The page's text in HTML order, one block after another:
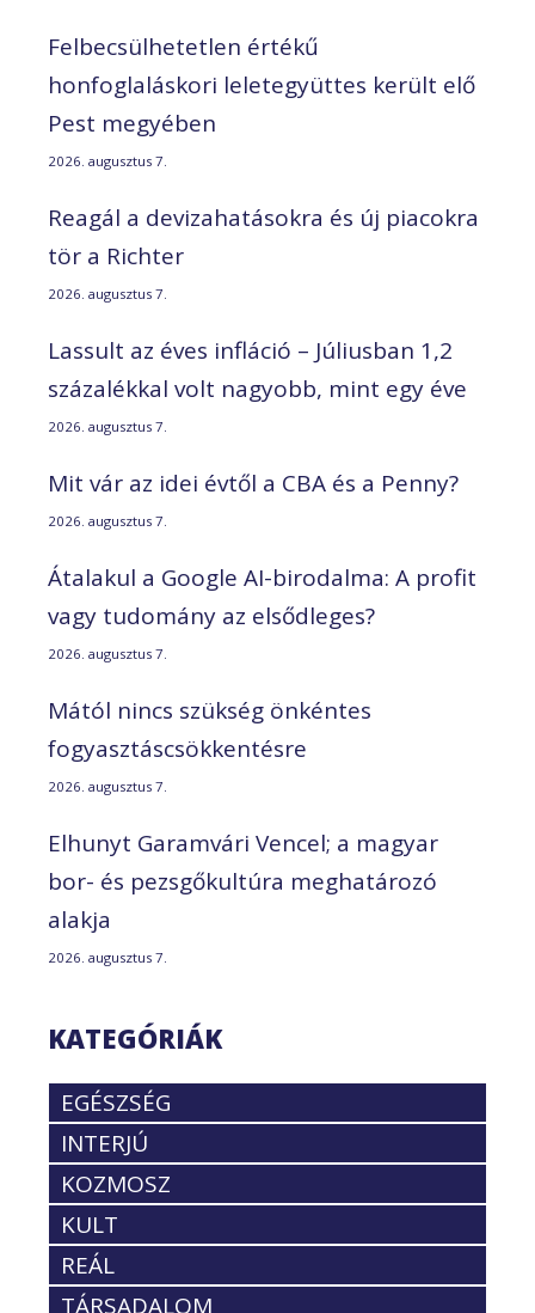
Felbecsülhetetlen értékű
honfoglaláskori leletegyüttes került elő
Pest megyében
2026. augusztus 7.
Reagál a devizahatásokra és új piacokra
tör a Richter
2026. augusztus 7.
Lassult az éves infláció – Júliusban 1,2
százalékkal volt nagyobb, mint egy éve
2026. augusztus 7.
Mit vár az idei évtől a CBA és a Penny?
2026. augusztus 7.
Átalakul a Google AI-birodalma: A profit
vagy tudomány az elsődleges?
2026. augusztus 7.
Mától nincs szükség önkéntes
fogyasztáscsökkentésre
2026. augusztus 7.
Elhunyt Garamvári Vencel; a magyar
bor- és pezsgőkultúra meghatározó
alakja
2026. augusztus 7.
KATEGÓRIÁK
EGÉSZSÉG
INTERJÚ
KOZMOSZ
KULT
REÁL
TÁRSADALOM